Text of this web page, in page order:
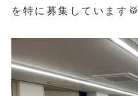
を特に募集しています🥁